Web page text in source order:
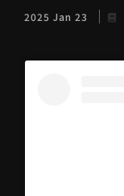
2025 Jan 23